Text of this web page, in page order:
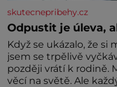
skutecnepribehy.cz
Odpustit je úleva,
Když se ukázalo, že si
jsem se trpělivě
později vrátí k rodině.
věcí na světě. Ale